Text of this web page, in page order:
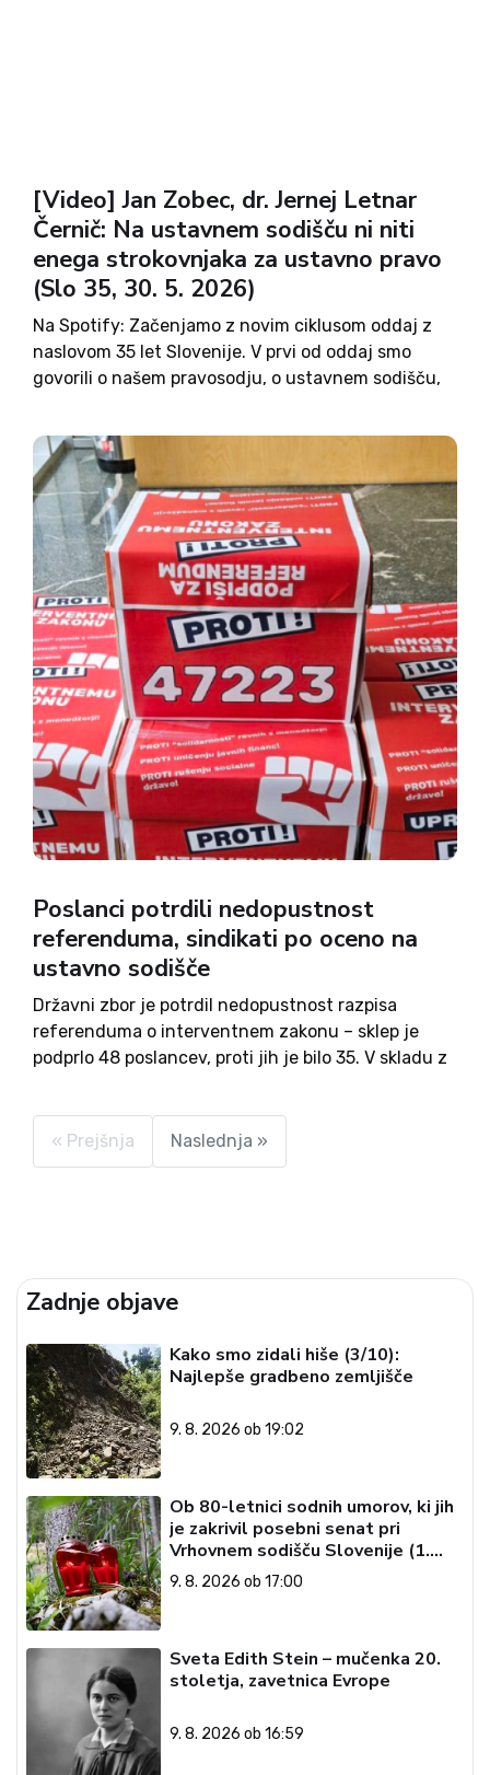
[Video] Jan Zobec, dr. Jernej Letnar
Černič: Na ustavnem sodišču ni niti
enega strokovnjaka za ustavno pravo
(Slo 35, 30. 5. 2026)
Na Spotify: Začenjamo z novim ciklusom oddaj z
naslovom 35 let Slovenije. V prvi od oddaj smo
govorili o našem pravosodju, o ustavnem sodišču,
sestavljanju nove vlade. Gostili smo Jana...
Poslanci potrdili nedopustnost
referenduma, sindikati po oceno na
ustavno sodišče
Državni zbor je potrdil nedopustnost razpisa
referenduma o interventnem zakonu – sklep je
podprlo 48 poslancev, proti jih je bilo 35. V skladu z
zakonih o davkih in drugih obveznih dajatvah,
interventni zakon pa...
« Prejšnja Naslednja »
Zadnje objave
Kako smo zidali hiše (3/10):
Najlepše gradbeno zemljišče
9. 8. 2026 ob 19:02
Ob 80-letnici sodnih umorov, ki jih
je zakrivil posebni senat pri
Vrhovnem sodišču Slovenije (1.
del)
9. 8. 2026 ob 17:00
Sveta Edith Stein – mučenka 20.
stoletja, zavetnica Evrope
9. 8. 2026 ob 16:59